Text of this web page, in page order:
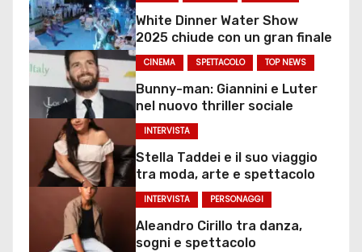
White Dinner Water Show
2025 chiude con un gran finale
CINEMA SPETTACOLO TOP NEWS
Bunny-man: Giannini e Luter
nel nuovo thriller sociale
INTERVISTA
Stella Taddei e il suo viaggio
tra moda, arte e spettacolo
INTERVISTA PERSONAGGI
Aleandro Cirillo tra danza,
sogni e spettacolo